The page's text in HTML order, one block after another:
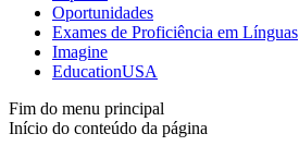
Oportunidades
Exames de Proficiência em Línguas
Imagine
EducationUSA
Fim do menu principal
Início do conteúdo da página